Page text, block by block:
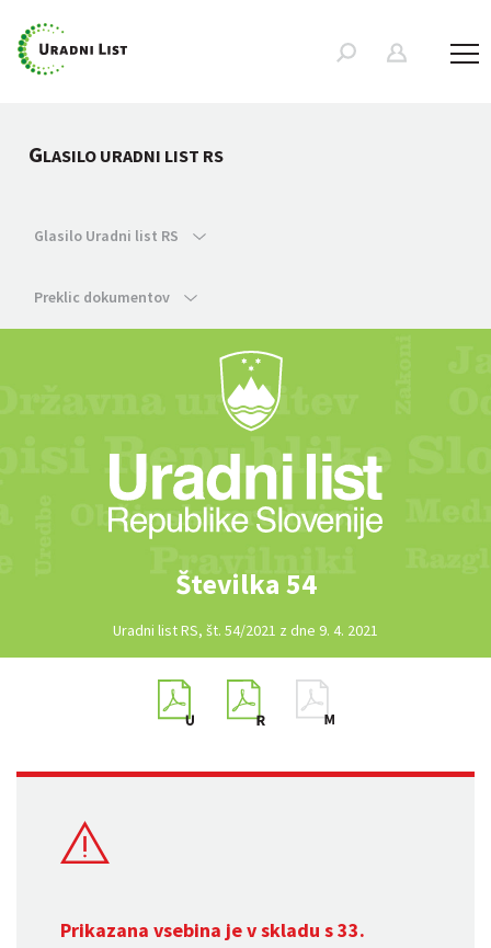
GLASILO URADNI LIST RS
Glasilo Uradni list RS
Preklic dokumentov
Številka 54
Uradni list RS, št. 54/2021 z dne 9. 4. 2021
Prikazana vsebina je v skladu s 33.